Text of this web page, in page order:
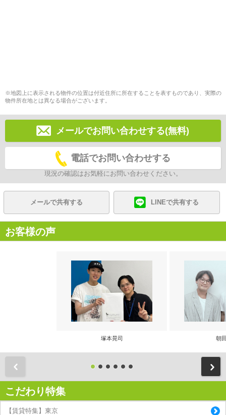
※地図上に表示される物件の位置は付近住所に所在することを表すものであり、実際の
物件所在地とは異なる場合がございます。
メールでお問い合わせする(無料)
電話でお問い合わせする
現況の確認はお気軽にお問い合わせください。
メールで共有する LINEで共有する
お客様の声
塚本晃司 朝
こだわり特集
【賃貸特集】東京